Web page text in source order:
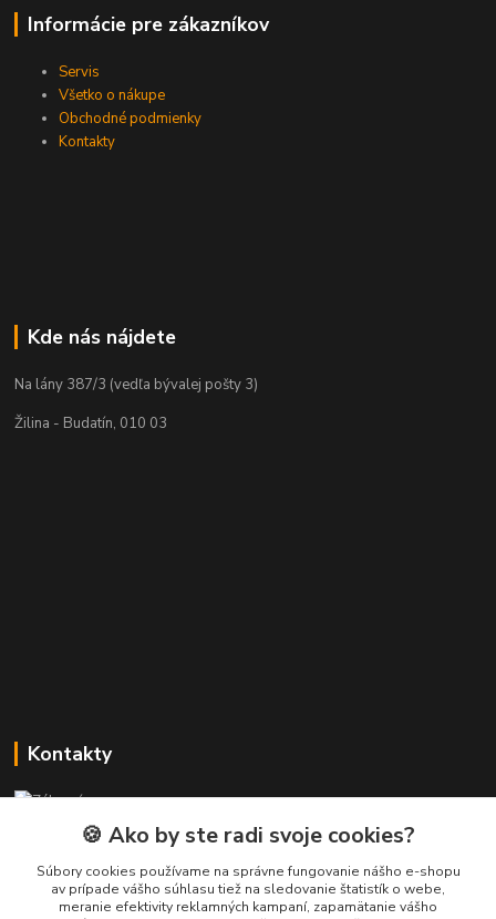
Informácie pre zákazníkov
Servis
Všetko o nákupe
Obchodné podmienky
Kontakty
Kde nás nájdete
Na lány 387/3 (vedľa bývalej pošty 3)
Žilina - Budatín, 010 03
Kontakty
+421 911 010 560
Po-Pia, 13-17 hod.
info@presmartfon.sk
🍪 Ako by ste radi svoje cookies?
Súbory cookies používame na správne fungovanie nášho e-shopu
av prípade vášho súhlasu tiež na sledovanie štatistík o webe,
meranie efektivity reklamných kampaní, zapamätanie vášho